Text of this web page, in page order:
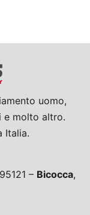
uomo,
e molto altro.
Italia.
– Bicocca,